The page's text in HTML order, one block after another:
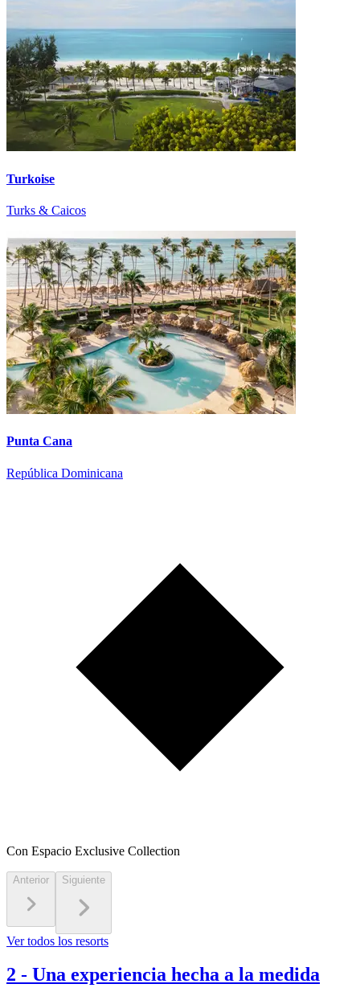
Turkoise
Turks & Caicos
Punta Cana
República Dominicana
Con Espacio Exclusive Collection
Anterior Siguiente
Ver todos los resorts
2 - Una experiencia hecha a la medida